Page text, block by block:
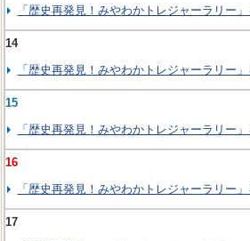
「歴史再発見！みやわかトレジャーラリー
14
「歴史再発見！みやわかトレジャーラリー
15
「歴史再発見！みやわかトレジャーラリー
16
「歴史再発見！みやわかトレジャーラリー
17